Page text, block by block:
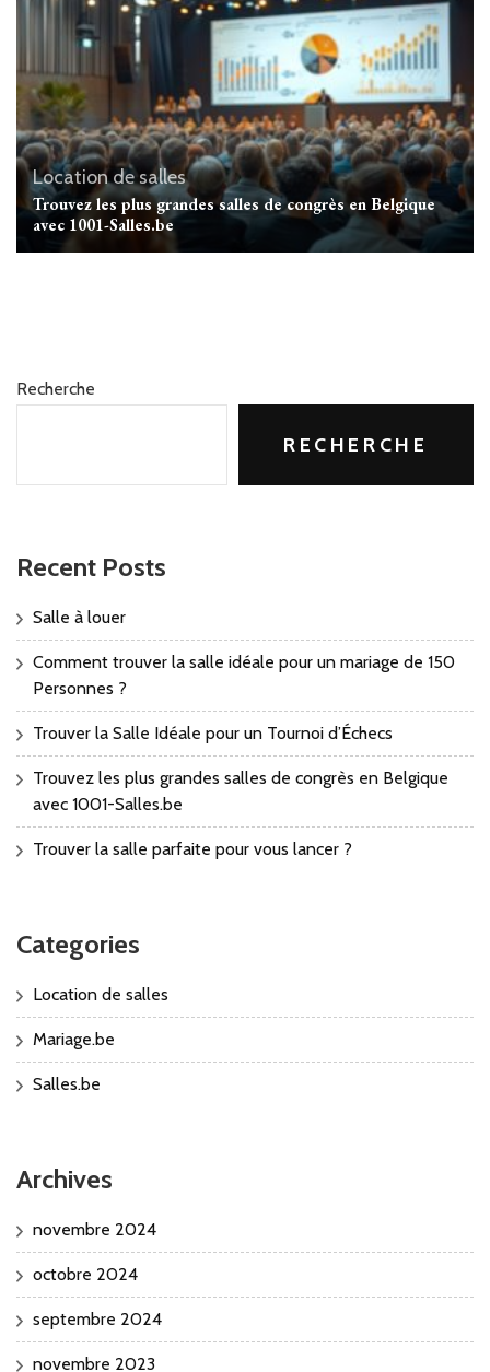
Location de salles
Trouvez les plus grandes salles de congrès en Belgique
avec 1001-Salles.be
Recherche
RECHERCHE
Recent Posts
Salle à louer
Comment trouver la salle idéale pour un mariage de 150
Personnes ?
Trouver la Salle Idéale pour un Tournoi d’Échecs
Trouvez les plus grandes salles de congrès en Belgique
avec 1001-Salles.be
Trouver la salle parfaite pour vous lancer ?
Categories
Location de salles
Mariage.be
Salles.be
Archives
novembre 2024
octobre 2024
septembre 2024
novembre 2023